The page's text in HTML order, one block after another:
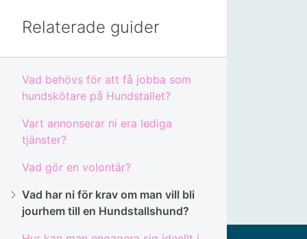
Relaterade guider
Vad behövs för att få jobba som
hundskötare på Hundstallet?
Vart annonserar ni era lediga
tjänster?
Vad gör en volontär?
Vad har ni för krav om man vill bli
jourhem till en Hundstallshund?